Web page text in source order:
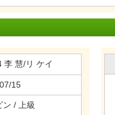
李 慧/リ ケイ
15
ン / 上級